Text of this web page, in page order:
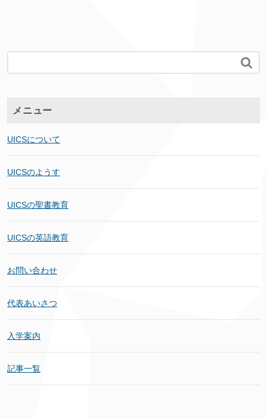

メニュー
UICSについて
UICSのようす
UICSの聖書教育
UICSの英語教育
お問い合わせ
代表あいさつ
入学案内
記事一覧